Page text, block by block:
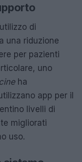
di
una riduzione
per pazienti
uno
ha
app per il
livelli di
migliorati
uso.